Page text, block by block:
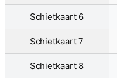
Schietkaart 6
Schietkaart 7
Schietkaart 8